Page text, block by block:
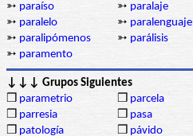
➳ paraíso ➳ paralaje
➳ paralelo ➳ paralenguaje
➳ paralipómenos ➳ parálisis
➳ paramento
↓↓↓ Grupos Siguientes
❒ parametrio ❒ parcela
❒ parresia ❒ pasa
❒ patología ❒ pávido